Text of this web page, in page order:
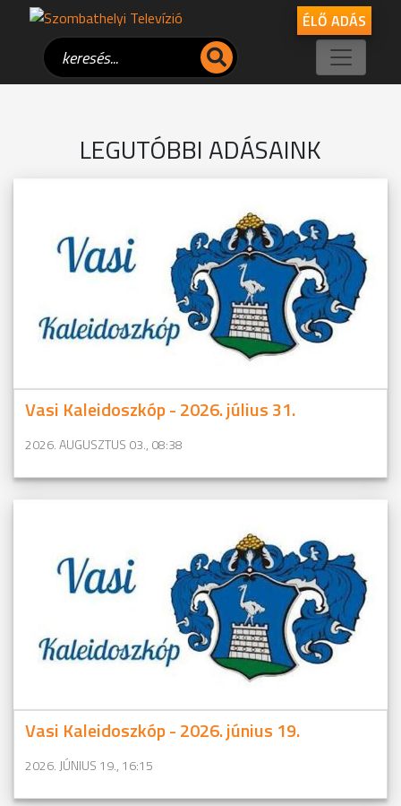
ÉLŐ ADÁS
LEGUTÓBBI ADÁSAINK
Vasi Kaleidoszkóp - 2026. július 31.
2026. AUGUSZTUS 03., 08:38
Vasi Kaleidoszkóp - 2026. június 19.
2026. JÚNIUS 19., 16:15